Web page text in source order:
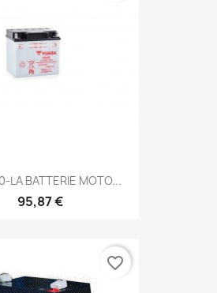
LA BATTERIE MOTO...
95,87 €
favorite_border